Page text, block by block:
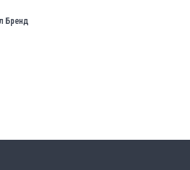
Бренд